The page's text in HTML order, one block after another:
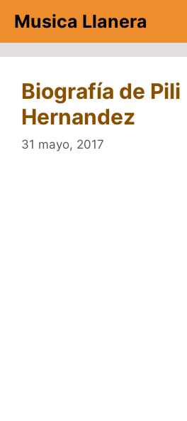
contenido
Musica Llanera
Biografía de Pili
Hernandez
31 mayo, 2017